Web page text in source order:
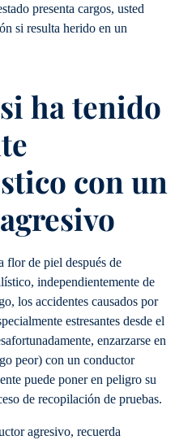
presenta cargos, usted
si resulta herido en un
ha tenido
con un
flor de piel después de
independientemente de
los accidentes causados por
estresantes desde el
enzarzarse en
peor) con un conductor
puede poner en peligro su
de recopilación de pruebas.
agresivo, recuerda